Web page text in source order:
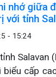
nhớ giữa
với tỉnh
- 15:24
Salavan
cấp